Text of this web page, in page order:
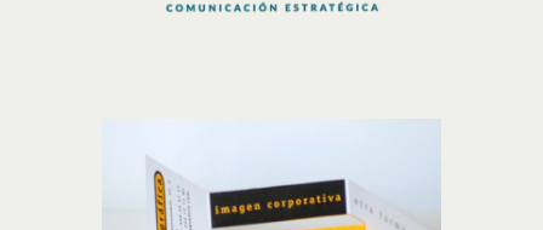
TRIDIMENSIONAL